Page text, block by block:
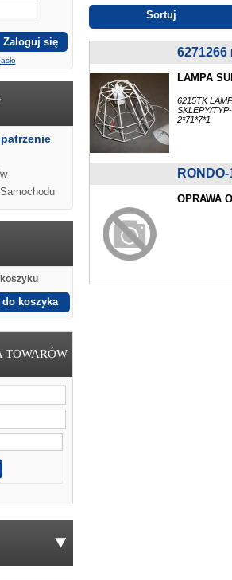
do koszyka
TOWARÓW
Sortuj
6271266
LAMPA
6215TK
SKLEPY/
2*71*7*1
OPRAWA